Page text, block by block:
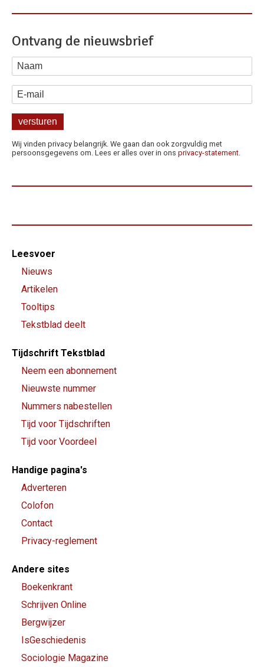
Ontvang de nieuwsbrief
Naam
E-mail
Wij vinden privacy belangrijk. We gaan dan ook zorgvuldig met
persoonsgegevens om. Lees er alles over in ons privacy-statement
Footer-
menu
Leesvoer
Nieuws
Artikelen
Tooltips
Tekstblad deelt
Tijdschrift Tekstblad
Neem een abonnement
Nieuwste nummer
Nummers nabestellen
Tijd voor Tijdschriften
Tijd voor Voordeel
Handige pagina's
Adverteren
Colofon
Contact
Privacy-reglement
Andere sites
Boekenkrant
Schrijven Online
Bergwijzer
IsGeschiedenis
Sociologie Magazine